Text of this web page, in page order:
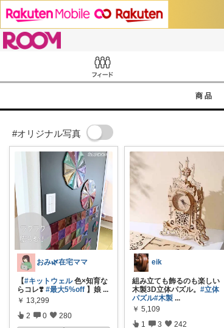
商品
#オリジナル写真
おみ🌿在宅ママ
【#キットウェル色×知育な
らコレ❣️ #最大5%off 】娘 ...
￥ 13,299
2 0 280
eik
組み立ても飾るのも楽しい
木製3D立体パズル。#立体
パズル#木製 ...
￥ 5,109
1 3 242